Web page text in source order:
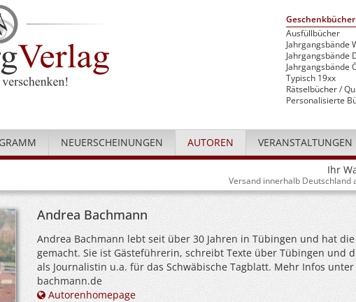
Geschenkbücher
Ausfüllbücher
Jahrgangsbände
Jahrgangsbände
Jahrgangsbände
Typisch 19xx
Rätselbücher /
Personalisierte
NEUERSCHEINUNGEN AUTOREN VERANSTALTUNGEN
Ihr
Versand innerhalb Deutschland
Andrea Bachmann
Andrea Bachmann lebt seit über 30 Jahren in Tübingen und hat
gemacht. Sie ist Gästeführerin, schreibt Texte über Tübingen und
als Journalistin u.a. für das Schwäbische Tagblatt. Mehr Infos
bachmann.de
Autorenhomepage